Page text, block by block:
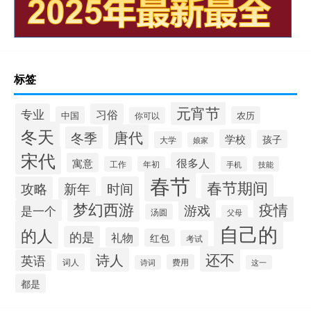
标签
专业 中国 习俗 你可以 元宵节 农历
冬天 冬季 唐代 大学 娘家 学校 孩子
宋代 寓意 工作 年初 很多人 手机 技能
攻略 新年 时间 春节 春节期间
是一个 梦幻西游 汤圆 游戏 父母 疫情
的人 的是 礼物 红包 考试 自己的
英语 词人 诗人 诗词 费用 还不 这一
都是